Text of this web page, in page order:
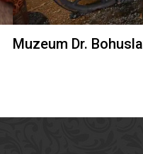
Muzeum Dr.